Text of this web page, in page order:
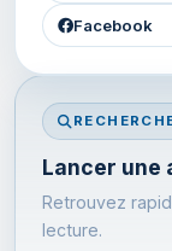
Facebook
Lancer une
Retrouvez
lecture.